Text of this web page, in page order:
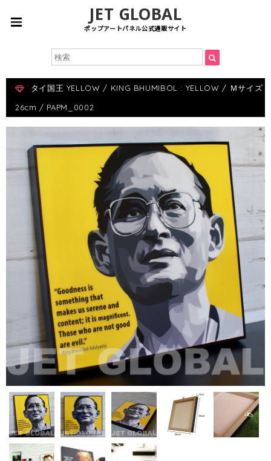
JET GLOBAL
ポップアートパネル公式通販サイト
タイ国王 YELLOW / KING BHUMIBOL : YELLOW / Ｍサイズ
26cm / PAPM_0002